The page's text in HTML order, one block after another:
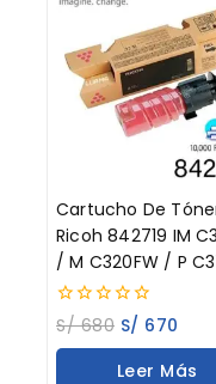
Cartucho De
Ricoh 842719 IM
/ M C320FW / P
Magenta 10.000
Páginas
0
out
of
S/680 S/ 670
Leer Más